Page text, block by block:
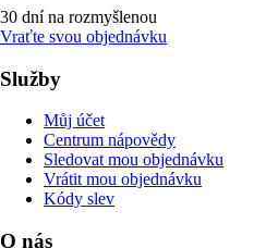
30 dní na rozmyšlenou
Vraťte svou objednávku
Služby
Můj účet
Centrum nápovědy
Sledovat mou objednávku
Vrátit mou objednávku
Kódy slev
O nás